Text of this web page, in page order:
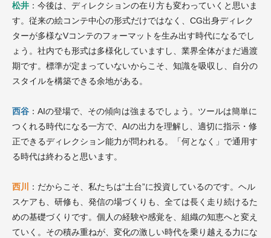
松井 ：今後は、ディレクションの在り方も変わっていくと思いま
す。従来の絵コンテ中心の形式だけではなく、CG出身ディレク
ターが多様なVコンテのフォーマットを生み出す時代になるでし
ょう。社内でも形式は多様化していますし、業界全体がまだ過渡
期です。標準が定まっていないからこそ、知識を吸収し、自分の
スタイルを構築できる余地がある。
西谷 ：AIの登場で、その傾向は強まるでしょう。ツールは簡単に
つくれる時代になる一方で、AIの出力を理解し、適切に指示・修
正できるディレクション能力が問われる。「何となく」で通用す
る時代は終わると思います。
西川
：だからこそ、私たちは“土台”に投資しているのです。ヘル
スケアも、研修も、発信の場づくりも、全ては長く走り続けるた
めの基礎づくりです。個人の経験や感覚を、組織の知恵へと変え
ていく。その積み重ねが、変化の激しい時代を乗り越える力にな